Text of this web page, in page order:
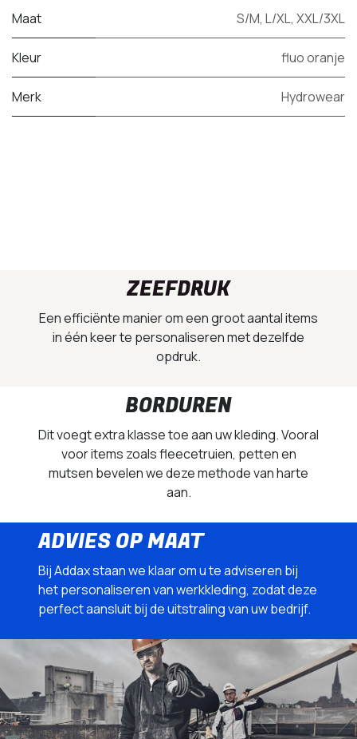
Maat S/M, L/XL, XXL/3XL
Kleur fluo oranje
Merk Hydrowear
ZEEFDRUK
Een efficiënte manier om een groot aantal items
in één keer te personaliseren met dezelfde
opdruk.
BORDUREN
Dit voegt extra klasse toe aan uw kleding. Vooral
voor items zoals fleecetruien, petten en
mutsen bevelen we deze methode van harte
aan.
ADVIES OP MAAT
Bij Addax staan we klaar om u te adviseren bij
het personaliseren van werkkleding, zodat deze
perfect aansluit bij de uitstraling van uw bedrijf.